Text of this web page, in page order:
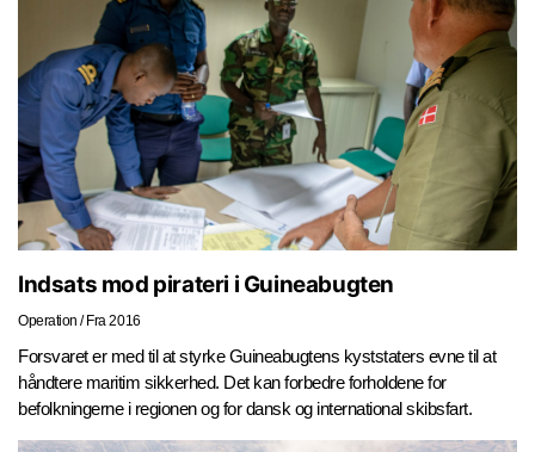
Indsats mod pirateri i Guineabugten
Operation / Fra 2016
Forsvaret er med til at styrke Guineabugtens kyststaters evne til at
håndtere maritim sikkerhed. Det kan forbedre forholdene for
befolkningerne i regionen og for dansk og international skibsfart.